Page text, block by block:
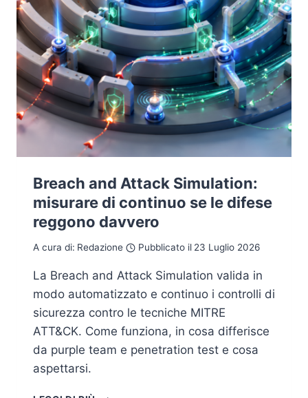
Breach and Attack Simulation:
misurare di continuo se le difese
reggono davvero
A cura di: Redazione Pubblicato il 23 Luglio 2026
La Breach and Attack Simulation valida in
modo automatizzato e continuo i controlli di
sicurezza contro le tecniche MITRE
ATT&CK. Come funziona, in cosa differisce
da purple team e penetration test e cosa
aspettarsi.